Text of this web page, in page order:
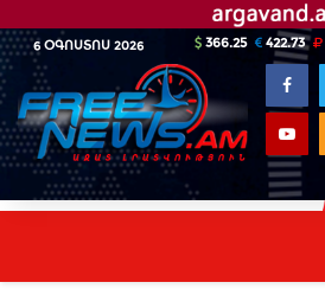
6 ՕԳՈՍՏՈՍ 2026 366.25 422.73